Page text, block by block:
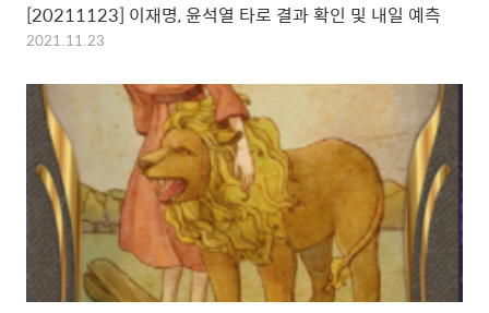
[20211123] 이재명, 윤석열 타로 결과 확인 및 내일 예측
2021.11.23